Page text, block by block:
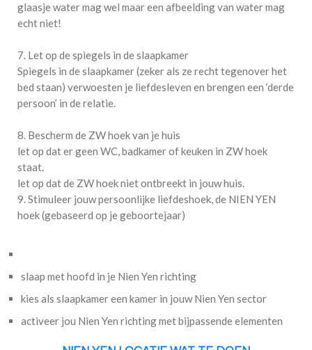
glaasje water mag wel maar een afbeelding van water mag
echt niet!
7. Let op de spiegels in de slaapkamer
Spiegels in de slaapkamer (zeker als ze recht tegenover het
bed staan) verwoesten je liefdesleven en brengen een ‘derde
persoon’ in de relatie.
8. Bescherm de ZW hoek van je huis
let op dat er geen WC, badkamer of keuken in ZW hoek
staat.
let op dat de ZW hoek niet ontbreekt in jouw huis.
9. Stimuleer jouw persoonlijke liefdeshoek, de NIEN YEN
hoek (gebaseerd op je geboortejaar)
slaap met hoofd in je Nien Yen richting
kies als slaapkamer een kamer in jouw Nien Yen sector
activeer jou Nien Yen richting met bijpassende elementen